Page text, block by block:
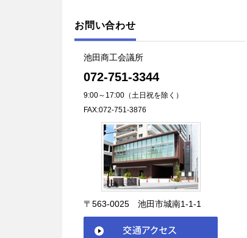
お問い合わせ
池田商工会議所
072-751-3344
9:00～17:00（土日祝を除く）
FAX:072-751-3876
〒563-0025 池田市城南1-1-1